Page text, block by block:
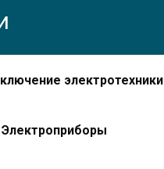
электротехники
Электроприборы